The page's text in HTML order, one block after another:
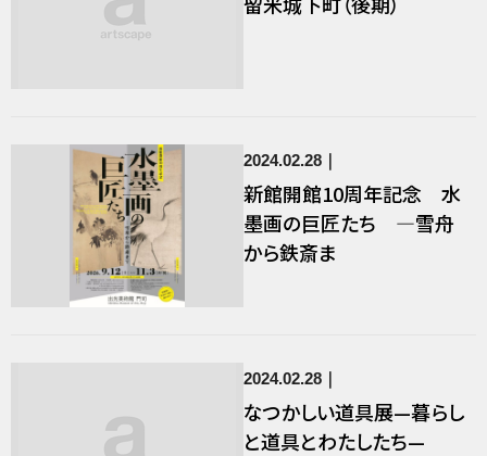
2024.02.28
新館開館10周年記念 水
墨画の巨匠たち ―雪舟
から鉄斎ま
2024.02.28
なつかしい道具展—暮らし
と道具とわたしたち—